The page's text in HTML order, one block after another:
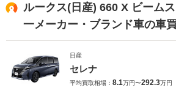
ルークス(日産) 660 X ビーム
一メーカー・ブランド車の車
日産
セレナ
平均買取相場： 8.1万円〜292.3万円